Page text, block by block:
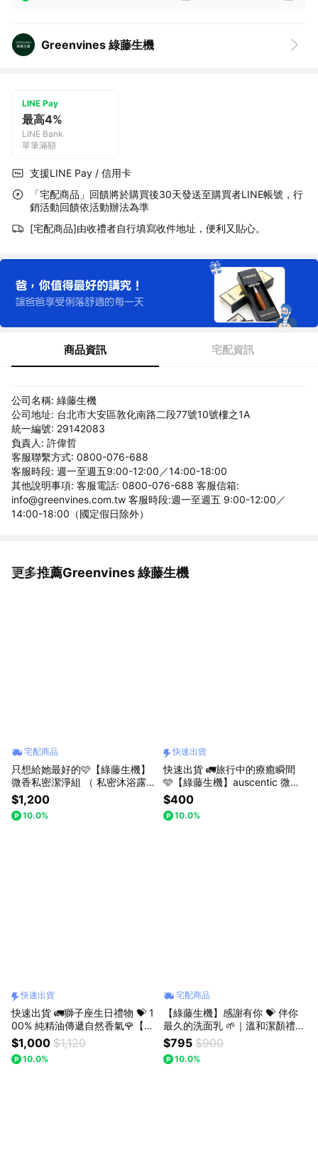
Greenvines 綠藤生機
LINE Pay
最高4%
LINE Bank
單筆滿額
支援LINE Pay / 信用卡
「宅配商品」回饋將於購買後30天發送至購買者LINE帳號，行
銷活動回饋依活動辦法為準
[宅配商品]由收禮者自行填寫收件地址，便利又貼心。
商品資訊 宅配資訊
公司名稱: 綠藤生機
公司地址: 台北市大安區敦化南路二段77號10號樓之1A
統一編號: 29142083
負責人: 許偉哲
客服聯繫方式: 0800-076-688
客服時段: 週一至週五9:00-12:00／14:00-18:00
其他說明事項: 客服電話: 0800-076-688 客服信箱:
info@greenvines.com.tw 客服時段:週一至週五 9:00-12:00／
14:00-18:00（國定假日除外）
更多推薦Greenvines 綠藤生機
看更多
宅配商品
只想給她最好的🩷【綠藤生機】
微香私密潔淨組 （ 私密沐浴露
(經典) + 微香沐浴蜜 350ml）｜
溫和成分，降低對肌膚的傷害
$1,200
10.0%
快速出貨
快速出貨 🚛旅行中的療癒瞬間
🩵【綠藤生機】auscentic 微香
沐浴旅行組｜純素保養旅行組
$400
10.0%
快速出貨
快速出貨 🚛獅子座生日禮物 💝 1
00% 純精油傳遞自然香氣🌹【綠
藤生機】auscentic 念想沐浴蜜
微香禮｜ 『LINE 禮物獨家』
$1,000 $1,120
10.0%
宅配商品
【綠藤生機】感謝有你 💝 伴你
最久的洗面乳 🌱｜溫和潔顏禮盒
純素保養禮
$795 $900
10.0%